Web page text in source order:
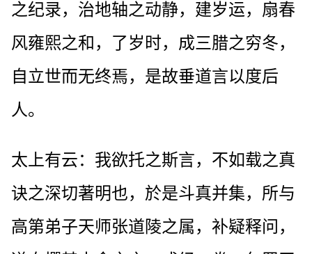
之纪录，治地轴之动静，建岁运，扇春
风雍熙之和，了岁时，成三腊之穷冬，
自立世而无终焉，是故垂道言以度后
人。
太上有云：我欲托之斯言，不如载之真
诀之深切著明也，於是斗真并集，所与
高第弟子天师张道陵之属，补疑释问，